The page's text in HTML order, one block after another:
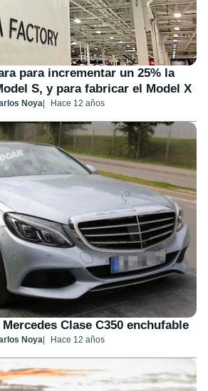
para incrementar un 25% la
S, y para fabricar el Model X
Noya Hace 12 años
Clase C350 enchufable
Noya Hace 12 años